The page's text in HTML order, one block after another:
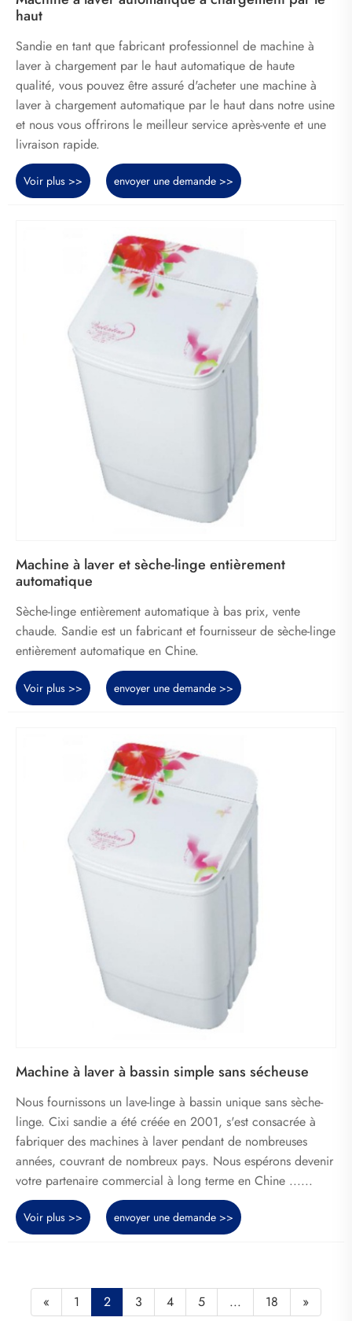
haut
Sandie en tant que fabricant professionnel de machine à
laver à chargement par le haut automatique de haute
qualité, vous pouvez être assuré d'acheter une machine à
laver à chargement automatique par le haut dans notre usine
et nous vous offrirons le meilleur service après-vente et une
livraison rapide.
Voir plus >> envoyer une demande >>
Machine à laver et sèche-linge entièrement
automatique
Sèche-linge entièrement automatique à bas prix, vente
chaude. Sandie est un fabricant et fournisseur de sèche-linge
entièrement automatique en Chine.
Voir plus >> envoyer une demande >>
Machine à laver à bassin simple sans sécheuse
Nous fournissons un lave-linge à bassin unique sans sèche-
linge. Cixi sandie a été créée en 2001, s'est consacrée à
fabriquer des machines à laver pendant de nombreuses
années, couvrant de nombreux pays. Nous espérons devenir
votre partenaire commercial à long terme en Chine ......
Voir plus >> envoyer une demande >>
« 1 2 3 4 5 ... 18 »